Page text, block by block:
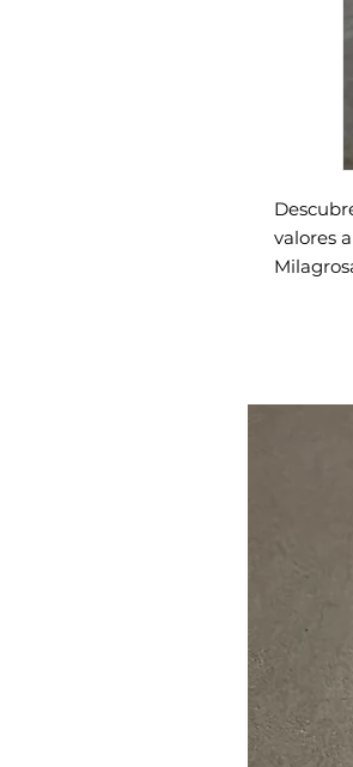
valores